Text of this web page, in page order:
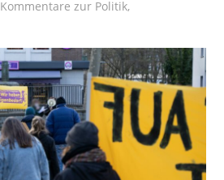
Recht auf Stadt Aachen
Kommentare zur Politik,